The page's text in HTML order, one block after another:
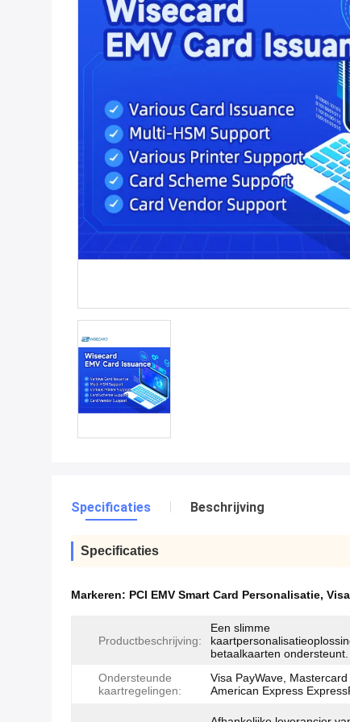
Specificaties Beschrijving
Specificaties
Markeren: PCI EMV Smart Card Personalisatie,
Productbeschrijving:
Een slimme
betaalkaarten ondersteunt.
Ondersteunde
kaartregelingen:
Visa PayWave, Mastercard
American Express